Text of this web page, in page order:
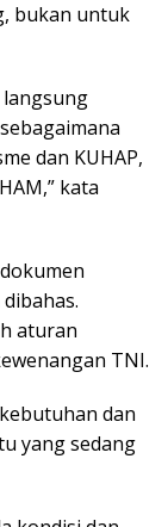
bukan untuk
langsung
dan KUHAP,
kata
aturan
TNI.
dan
yang sedang